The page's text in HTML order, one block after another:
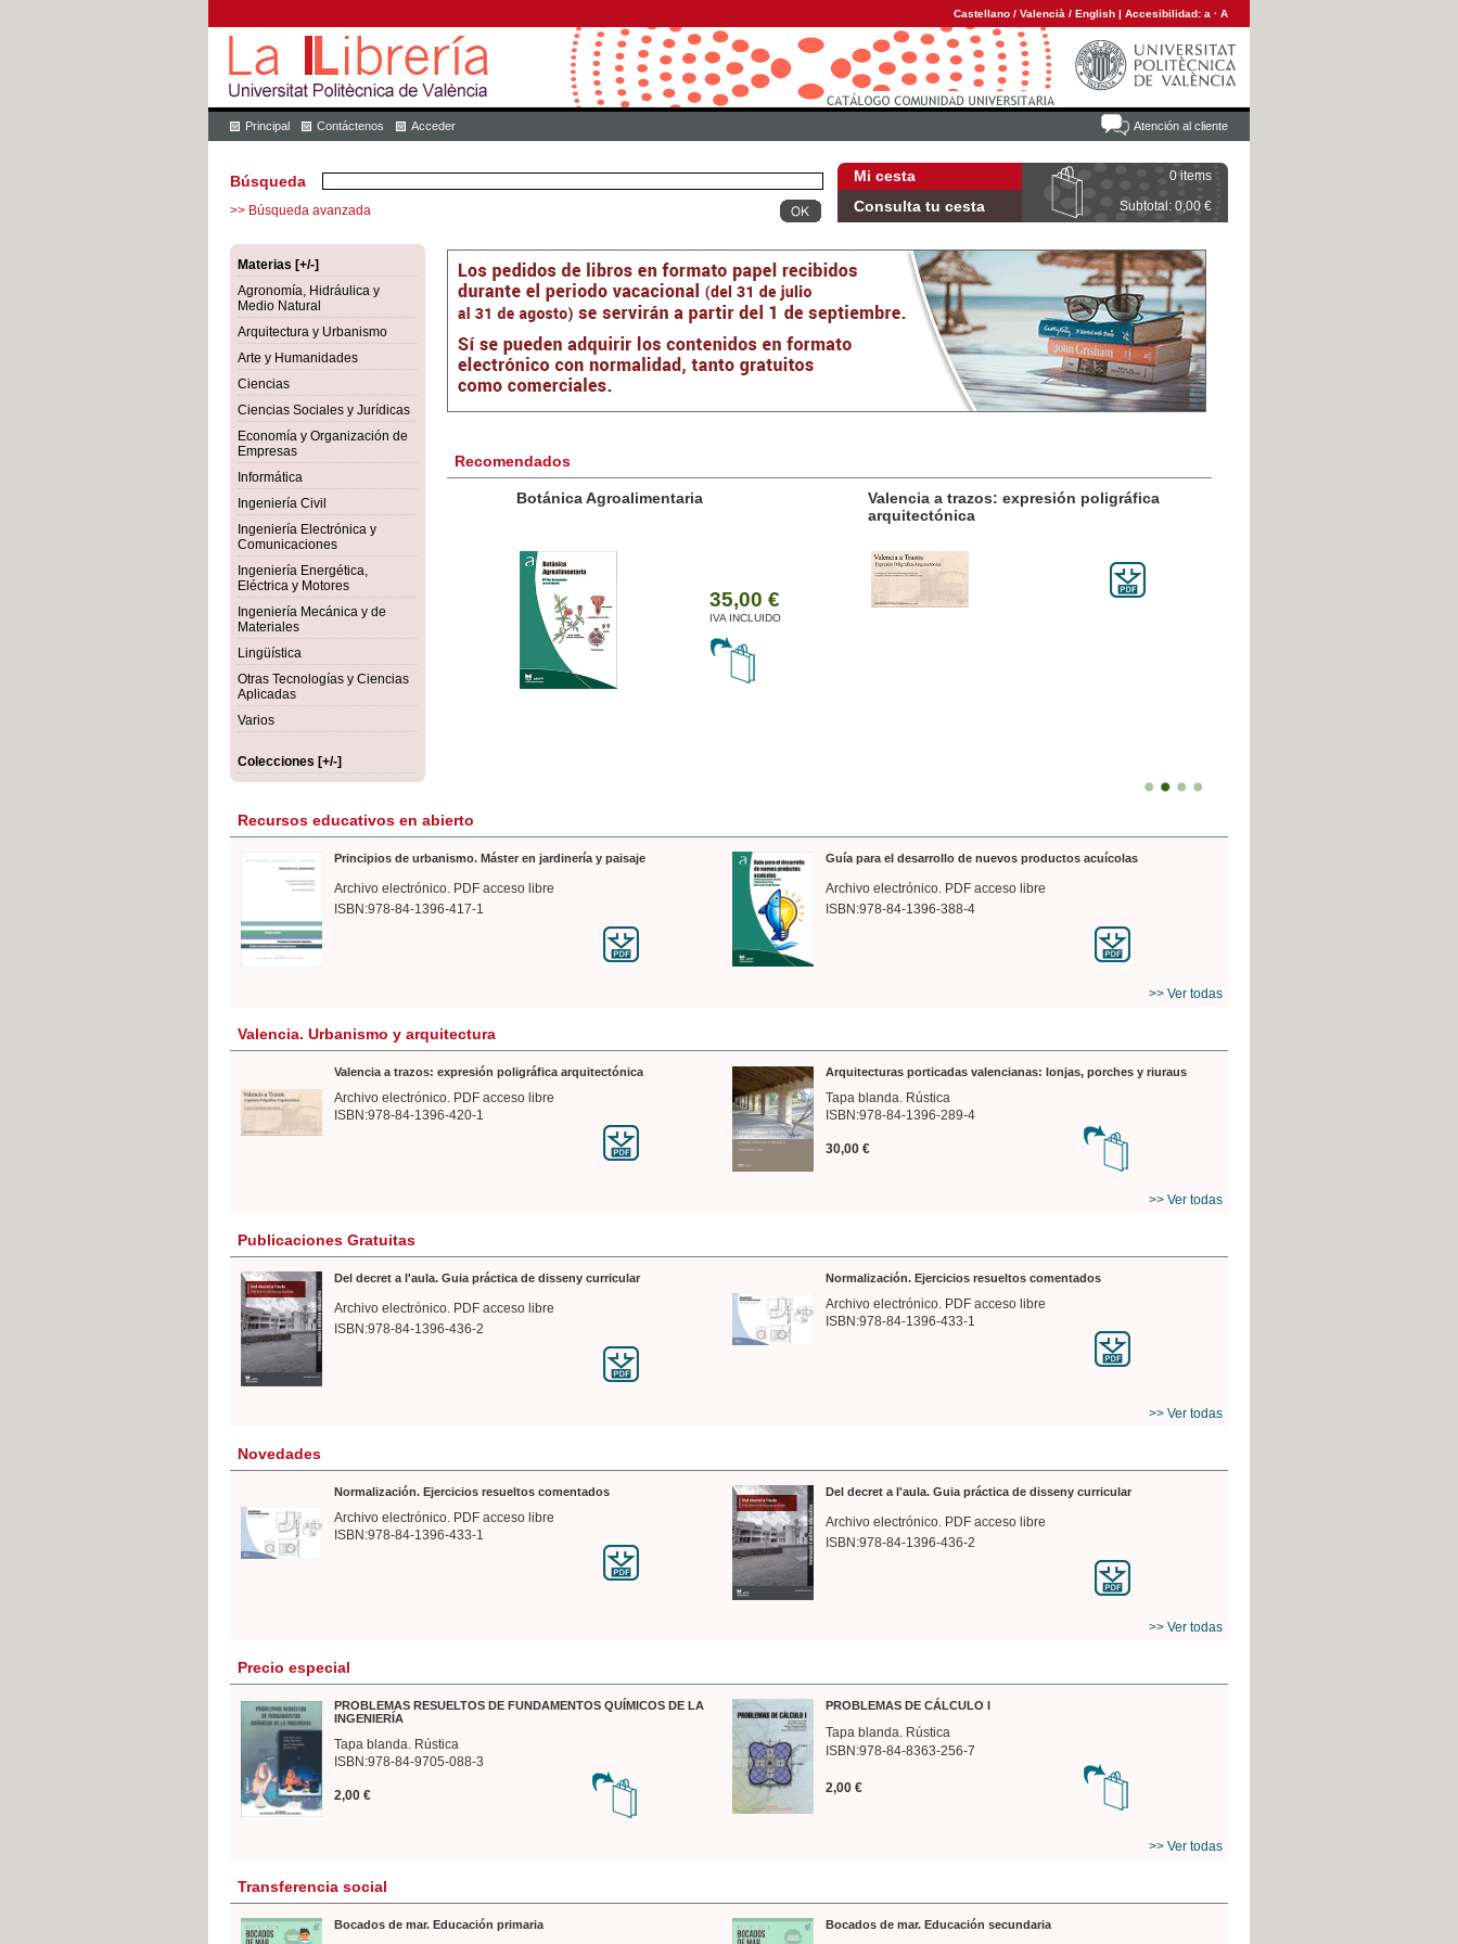
Castellano / Valencià / English | Accesibilidad: a · A
Atención al cliente
Principal Contáctenos Acceder
Mi cesta 0 items
Consulta tu cesta Subtotal: 0,00 €
Búsqueda
>> Búsqueda avanzada
Materias [+/-]
Agronomía, Hidráulica y
Medio Natural
Arquitectura y Urbanismo
Arte y Humanidades
Ciencias
Ciencias Sociales y Jurídicas
Economía y Organización de
Empresas
Informática
Ingeniería Civil
Ingeniería Electrónica y
Comunicaciones
Ingeniería Energética,
Eléctrica y Motores
Ingeniería Mecánica y de
Materiales
Lingüística
Otras Tecnologías y Ciencias
Aplicadas
Varios
Colecciones [+/-]
Recomendados
Botánica Agroalimentaria
35,00 €
IVA INCLUIDO
Valencia a trazos: expresión poligráfica
arquitectónica
Recursos educativos en abierto
Principios de urbanismo. Máster en jardinería y paisaje
Archivo electrónico. PDF acceso libre
ISBN:978-84-1396-417-1
Guía para el desarrollo de nuevos productos acuícolas
Archivo electrónico. PDF acceso libre
ISBN:978-84-1396-388-4
>> Ver todas
Valencia. Urbanismo y arquitectura
Valencia a trazos: expresión poligráfica arquitectónica
Archivo electrónico. PDF acceso libre
ISBN:978-84-1396-420-1
Arquitecturas porticadas valencianas: lonjas, porches y riuraus
Tapa blanda. Rústica
ISBN:978-84-1396-289-4
30,00 €
>> Ver todas
Publicaciones Gratuitas
Del decret a l'aula. Guia práctica de disseny curricular
Archivo electrónico. PDF acceso libre
ISBN:978-84-1396-436-2
Normalización. Ejercicios resueltos comentados
Archivo electrónico. PDF acceso libre
ISBN:978-84-1396-433-1
>> Ver todas
Novedades
Normalización. Ejercicios resueltos comentados
Archivo electrónico. PDF acceso libre
ISBN:978-84-1396-433-1
Del decret a l'aula. Guia práctica de disseny curricular
Archivo electrónico. PDF acceso libre
ISBN:978-84-1396-436-2
>> Ver todas
Precio especial
PROBLEMAS RESUELTOS DE FUNDAMENTOS QUÍMICOS DE LA
INGENIERÍA
Tapa blanda. Rústica
ISBN:978-84-9705-088-3
2,00 €
PROBLEMAS DE CÁLCULO I
Tapa blanda. Rústica
ISBN:978-84-8363-256-7
2,00 €
>> Ver todas
Transferencia social
Bocados de mar. Educación primaria Bocados de mar. Educación secundaria